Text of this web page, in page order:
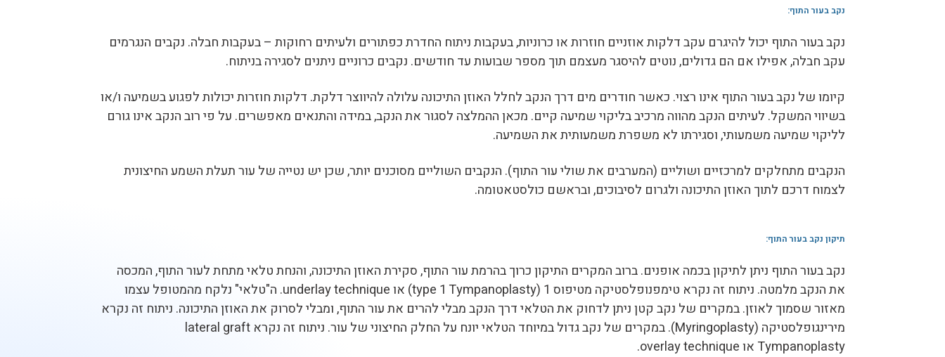
נקב בעור התוף:
נקב בעור התוף יכול להיגרם עקב דלקות אוזניים חוזרות או כרוניות, בעקבות ניתוח החדרת כפתורים ולעיתים רחוקות – בעקבות חבלה. נקבים הנגרמים
עקב חבלה, אפילו אם הם גדולים, נוטים להיסגר מעצמם תוך מספר שבועות עד חודשים. נקבים כרוניים ניתנים לסגירה בניתוח.
קיומו של נקב בעור התוף אינו רצוי. כאשר חודרים מים דרך הנקב לחלל האוזן התיכונה עלולה להיווצר דלקת. דלקות חוזרות יכולות לפגוע בשמיעה ו/או
בשיווי המשקל. לעיתים הנקב מהווה מרכיב בליקוי שמיעה קיים. מכאן ההמלצה לסגור את הנקב, במידה והתנאים מאפשרים. על פי רוב הנקב אינו גורם
לליקוי שמיעה משמעותי, וסגירתו לא משפרת משמעותית את השמיעה.
הנקבים מתחלקים למרכזיים ושוליים (המערבים את שולי עור התוף). הנקבים השוליים מסוכנים יותר, שכן יש נטייה של עור תעלת השמע החיצונית
לצמוח דרכם לתוך האוזן התיכונה ולגרום לסיבוכים, ובראשם כולסטאטומה.
תיקון נקב בעור התוף:
נקב בעור התוף ניתן לתיקון בכמה אופנים. ברוב המקרים התיקון כרוך בהרמת עור התוף, סקירת האוזן התיכונה, והנחת טלאי מתחת לעור התוף, המכסה
את הנקב מלמטה. ניתוח זה נקרא טימפנופלסטיקה מטיפוס 1 (type 1 Tympanoplasty) או underlay technique. ה"טלאי" נלקח מהמטופל עצמו
מאזור שסמוך לאוזן. במקרים של נקב קטן ניתן לדחוק את הטלאי דרך הנקב מבלי להרים את עור התוף, ומבלי לסרוק את האוזן התיכונה. ניתוח זה נקרא
מירינגופלסטיקה (Myringoplasty). במקרים של נקב גדול במיוחד הטלאי יונח על החלק החיצוני של עור. ניתוח זה נקרא lateral graft
Tympanoplasty או overlay technique.